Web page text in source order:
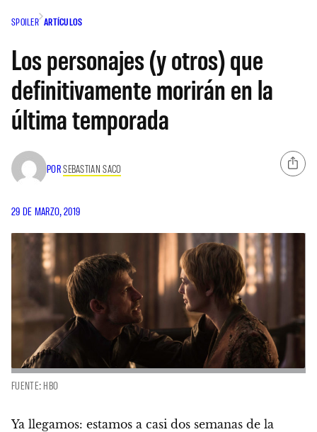
SPOILER ARTÍCULOS
Los personajes (y otros) que
definitivamente morirán en la
última temporada
PORSEBASTIAN SACO
29 DE MARZO, 2019
FUENTE: HBO
Ya llegamos: estamos a casi dos semanas de la